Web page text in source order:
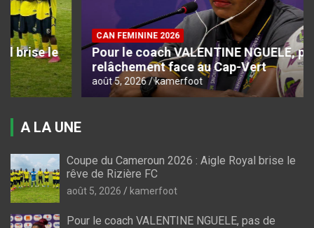
CAN FEMININE 2026
Pour le coach VALENTINE NGUELE, pas de
relâchement face au Cap-Vert
août 5, 2026 kamerfoot
A LA UNE
Coupe du Cameroun 2026 : Aigle Royal brise le
rêve de Rizière FC
août 5, 2026 kamerfoot
Pour le coach VALENTINE NGUELE, pas de